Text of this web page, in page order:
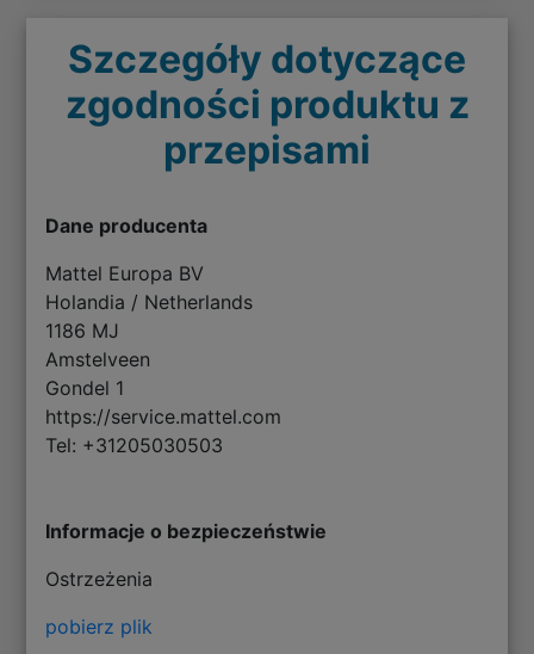
Szczegóły dotyczące
zgodności produktu z
przepisami
Dane producenta
Mattel Europa BV
Holandia / Netherlands
1186 MJ
Amstelveen
Gondel 1
https://service.mattel.com
Tel: +31205030503
Informacje o bezpieczeństwie
Ostrzeżenia
pobierz plik